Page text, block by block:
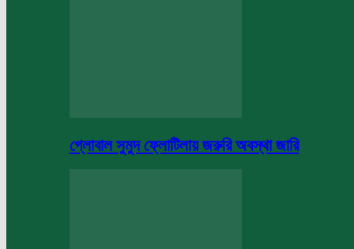
গ্লোবাল সুমুদ ফ্লোটিলায় জরুরি অবস্থা জারি